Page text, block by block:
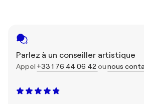
Parlez à un conseiller artistique
Appel +33 1 76 44 06 42 ounous